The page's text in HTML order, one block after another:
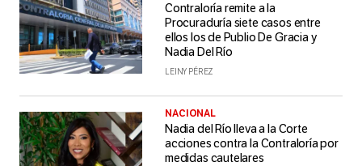
Contraloría remite a la
Procuraduría siete casos entre
ellos los de Publio De Gracia y
Nadia Del Río
LEINY PÉREZ
NACIONAL
Nadia del Río lleva a la Corte
acciones contra la Contraloría por
medidas cautelares